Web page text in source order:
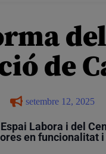
de
setembre 12, 2025
Labora i del
en funcionalitat